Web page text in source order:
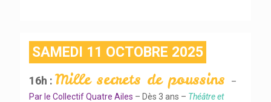
SAMEDI 11 OCTOBRE 2025
16h : Mille secrets de poussins
–
Par le Collectif Quatre Ailes – Dès 3 ans – Théâtre et